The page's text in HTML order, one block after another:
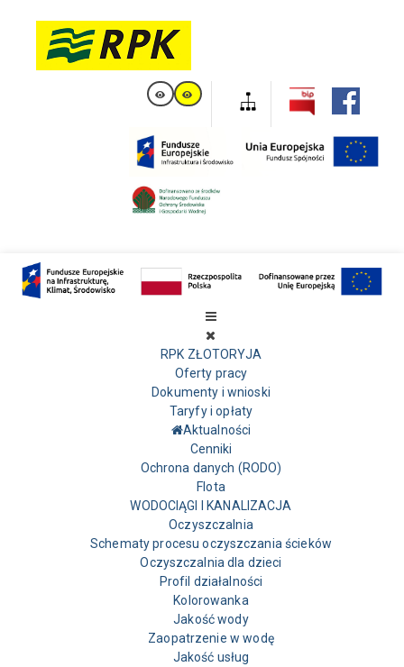
RPK ZŁOTORYJA
Oferty pracy
Dokumenty i wnioski
Taryfy i opłaty
Aktualności
Cenniki
Ochrona danych (RODO)
Flota
WODOCIĄGI I KANALIZACJA
Oczyszczalnia
Schematy procesu oczyszczania ścieków
Oczyszczalnia dla dzieci
Profil działalności
Kolorowanka
Jakość wody
Zaopatrzenie w wodę
Jakość usług